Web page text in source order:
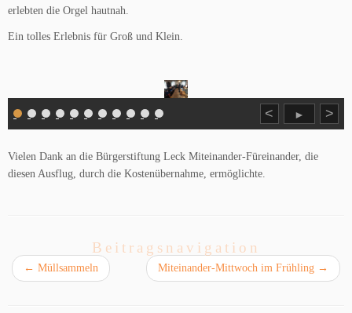
erlebten die Orgel hautnah.
Ein tolles Erlebnis für Groß und Klein.
< ► >
Vielen Dank an die Bürgerstiftung Leck Miteinander-Füreinander, die
diesen Ausflug, durch die Kostenübernahme, ermöglichte.
Beitragsnavigation
← Müllsammeln Miteinander-Mittwoch im Frühling →